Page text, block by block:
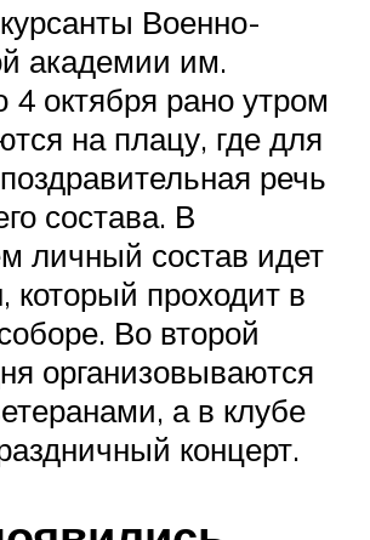
Военно-
академии им.
4 октября рано утром
на плацу, где для
речь
состава. В
личный состав идет
который проходит в
Во второй
организовываются
а в клубе
концерт.